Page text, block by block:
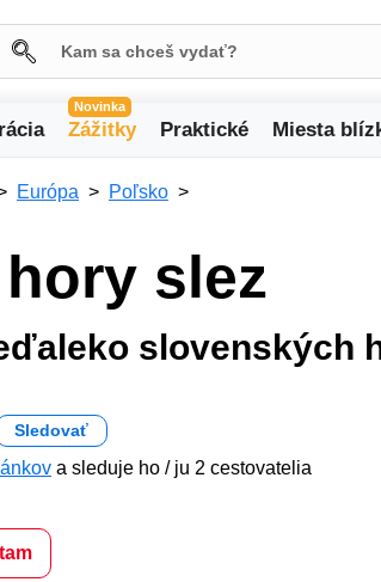
Novinka
Zážitky Praktické Miesta
Európa Poľsko
slez
slovenských
Sledovať
a sleduje ho / ju 2 cestovatelia